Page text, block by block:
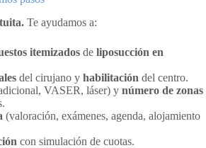
Te ayudamos a:
itemizados de liposucción en
del cirujano y habilitación del centro.
VASER, láser) y número de zonas
(valoración, exámenes, agenda, alojamiento
con simulación de cuotas.